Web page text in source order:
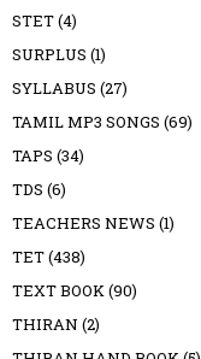
STET(4)
SURPLUS (1)
SYLLABUS (27)
TAMIL MP3 SONGS (69)
TAPS (34)
TDS (6)
TEACHERS NEWS (1)
TET(438)
TEXT BOOK(90)
THIRAN (2)